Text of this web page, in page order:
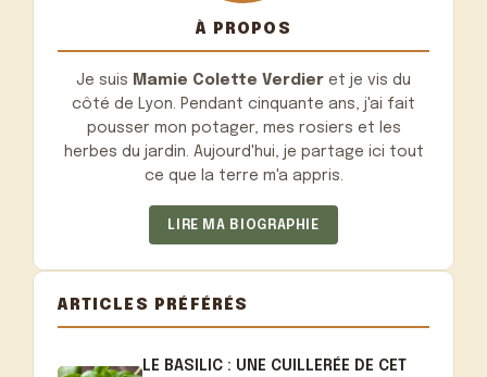
À PROPOS
Je suis Mamie Colette Verdier et je vis du
côté de Lyon. Pendant cinquante ans, j'ai fait
pousser mon potager, mes rosiers et les
herbes du jardin. Aujourd'hui, je partage ici tout
ce que la terre m'a appris.
LIRE MA BIOGRAPHIE
ARTICLES PRÉFÉRÉS
LE BASILIC : UNE CUILLERÉE DE CET